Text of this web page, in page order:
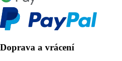
Doprava a vrácení